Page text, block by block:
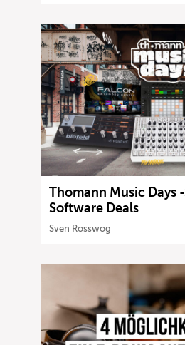
Thomann Music Days
Software Deals
Sven Rosswog